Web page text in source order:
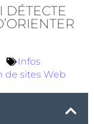
DÉTECTE
Infos
de sites Web